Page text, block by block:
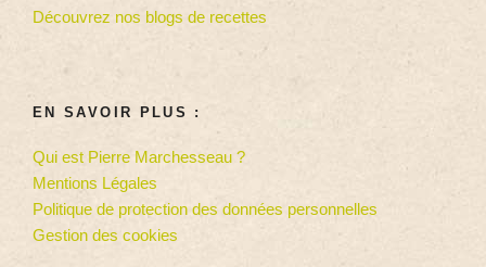
Découvrez nos blogs de recettes
EN SAVOIR PLUS :
Qui est Pierre Marchesseau ?
Mentions Légales
Politique de protection des données personnelles
Gestion des cookies